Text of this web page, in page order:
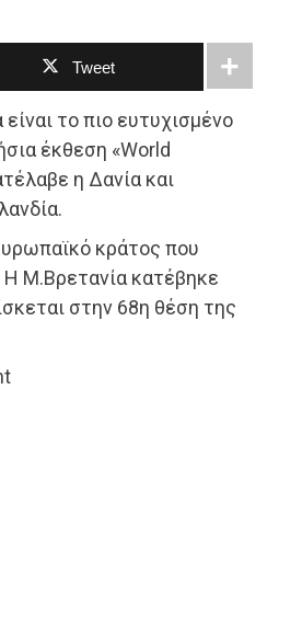
Tweet
το πιο ευτυχισμένο
έκθεση «World
η Δανία και
κράτος που
Μ.Βρετανία κατέβηκε
στην 68η θέση της